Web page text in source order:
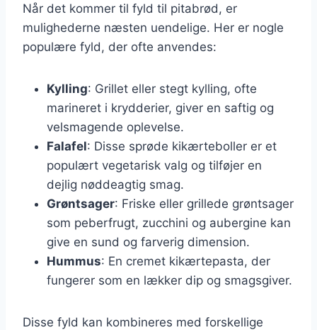
Når det kommer til fyld til pitabrød, er
mulighederne næsten uendelige. Her er nogle
populære fyld, der ofte anvendes:
Kylling: Grillet eller stegt kylling, ofte
marineret i krydderier, giver en saftig og
velsmagende oplevelse.
Falafel: Disse sprøde kikærteboller er et
populært vegetarisk valg og tilføjer en
dejlig nøddeagtig smag.
Grøntsager: Friske eller grillede grøntsager
som peberfrugt, zucchini og aubergine kan
give en sund og farverig dimension.
Hummus: En cremet kikærtepasta, der
fungerer som en lækker dip og smagsgiver.
Disse fyld kan kombineres med forskellige